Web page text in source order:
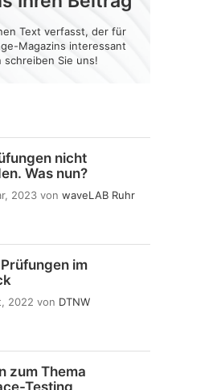
nicht
Was nun?
2023 von waveLAB Ruhr
im
2022 von DTNW
zum Thema
Testing
Text verfasst, der für
Magazins interessant
schreiben Sie uns!